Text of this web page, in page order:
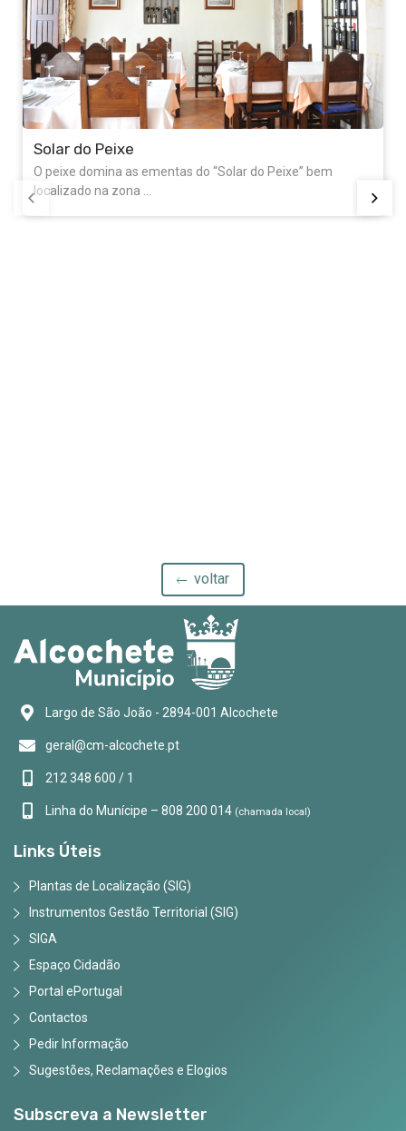
Solar do Peixe
O peixe domina as ementas do “Solar do Peixe” bem
localizado na zona ...
voltar
Largo de São João - 2894-001 Alcochete
geral@cm-alcochete.pt
212 348 600 / 1
Linha do Munícipe – 808 200 014 (chamada local)
Links Úteis
Plantas de Localização (SIG)
Instrumentos Gestão Territorial (SIG)
SIGA
Espaço Cidadão
Portal ePortugal
Contactos
Pedir Informação
Sugestões, Reclamações e Elogios
Subscreva a Newsletter